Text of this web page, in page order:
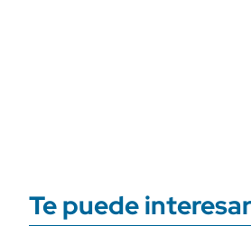
Te puede interesar